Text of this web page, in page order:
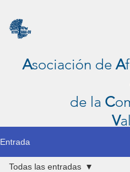
Asociación de A
de la C
V
Entrada
Todas las entradas